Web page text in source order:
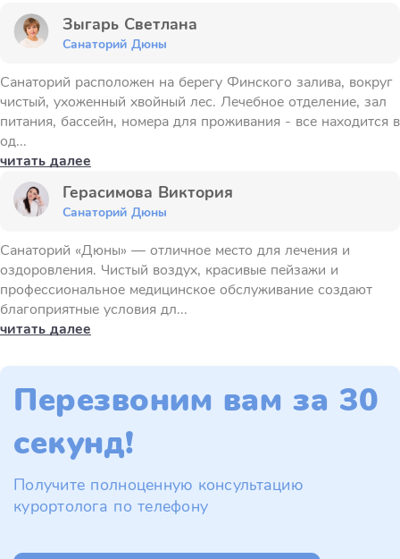
Зыгарь Светлана
Санаторий Дюны
Санаторий расположен на берегу Финского залива, вокруг
чистый, ухоженный хвойный лес. Лечебное отделение, зал
питания, бассейн, номера для проживания - все находится в
од...
читать далее
Герасимова Виктория
Санаторий Дюны
Санаторий «Дюны» — отличное место для лечения и
оздоровления. Чистый воздух, красивые пейзажи и
профессиональное медицинское обслуживание создают
благоприятные условия дл...
читать далее
Перезвоним вам за 30
секунд!
Получите полноценную консультацию
курортолога по телефону